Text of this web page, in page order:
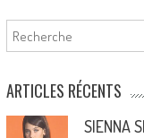
Rechercher
ARTICLES RÉCENTS
SIENNA